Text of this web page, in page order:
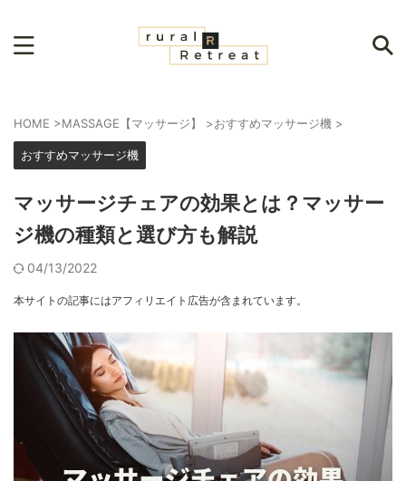
HOME >MASSAGE【マッサージ】 >おすすめマッサージ機 >
おすすめマッサージ機
マッサージチェアの効果とは？マッサー
ジ機の種類と選び方も解説
04/13/2022
本サイトの記事にはアフィリエイト広告が含まれています。